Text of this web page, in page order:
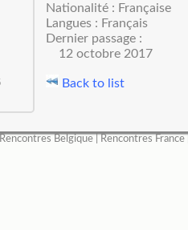
Nationalité : Française
Langues : Français
Dernier passage :
12 octobre 2017
Back to list
Rencontres Belgique| Rencontres France|